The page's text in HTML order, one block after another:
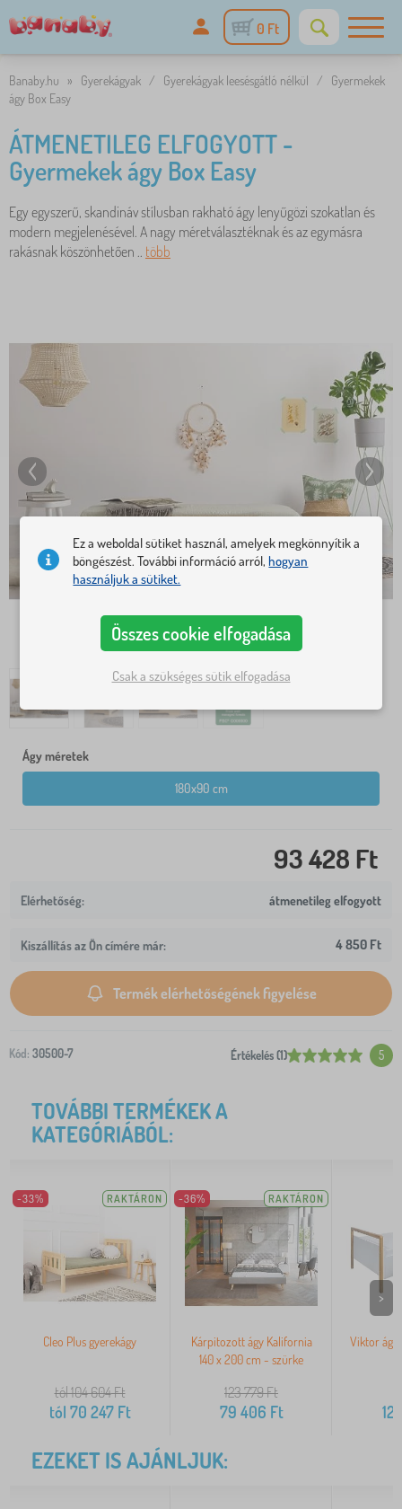
0 Ft
Banaby.hu » Gyerekágyak / Gyerekágyak leesésgátló nélkül /
Gyermekek
ágy Box Easy
ÁTMENETILEG ELFOGYOTT -
Gyermekek ágy Box Easy
Egy egyszerű, skandináv stílusban rakható ágy lenyűgözi szokatlan és
modern megjelenésével. A nagy méretválasztéknak és az egymásra
rakásnak köszönhetően .. több
Ágy méretek
180x90 cm
93 428 Ft
átmenetileg elfogyott
Kiszállítás az Ön címére már: 4 850 Ft
Termék elérhetőségének figyelése
Kód: 30500-7 Értékelés (1) 5
TOVÁBBI TERMÉKEK A
KATEGÓRIÁBÓL:
-33% RAKTÁRON
Cleo Plus gyerekágy
tól 104 604Ft
tól 70 247Ft
-36% RAKTÁRON
Kárpitozott ágy Kalifornia
140 x 200 cm - szürke
123 779Ft
79 406 Ft
Viktor ágy
>
EZEKET IS AJÁNLJUK:
Ez a weboldal sütiket használ, amelyek megkönnyítik a
böngészést. További információ arról,hogyan
használjuk a sütiket.
Összes cookie elfogadása
Csak a szükséges sütik elfogadása